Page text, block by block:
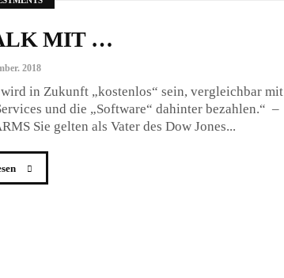
MIT …
2018
in Zukunft „kostenlos“ sein, vergleichbar mit
und die „Software“ dahinter bezahlen.“ –
Sie gelten als Vater des Dow Jones...